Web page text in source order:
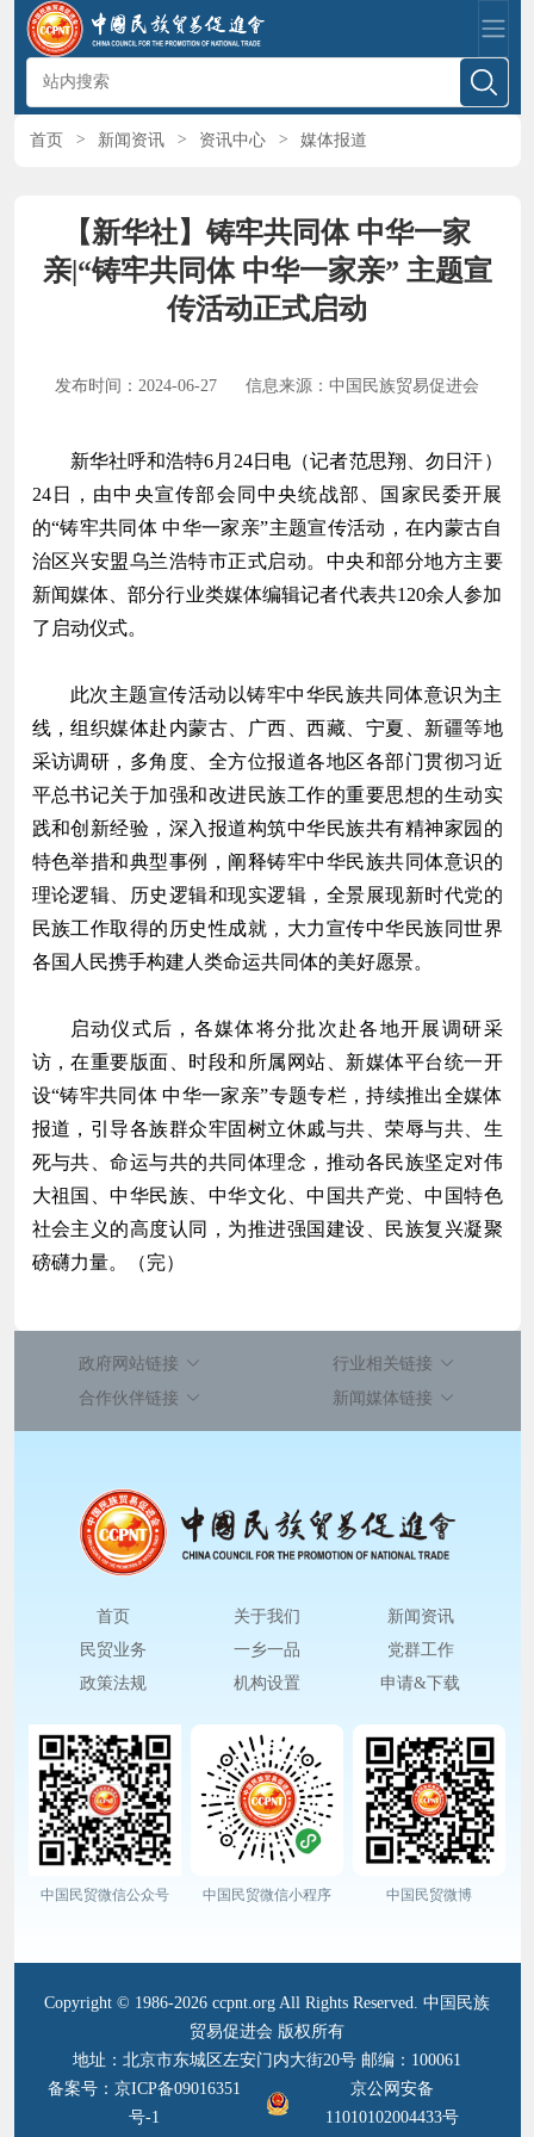
首页 > 新闻资讯 > 资讯中心 > 媒体报道
【新华社】铸牢共同体 中华一家
亲|“铸牢共同体 中华一家亲” 主题宣
传活动正式启动
发布时间：2024-06-27 信息来源：中国民族贸易促进会
新华社呼和浩特6月24日电（记者范思翔、勿日汗）
24日，由中央宣传部会同中央统战部、国家民委开展
的“铸牢共同体 中华一家亲”主题宣传活动，在内蒙古自
治区兴安盟乌兰浩特市正式启动。中央和部分地方主要
新闻媒体、部分行业类媒体编辑记者代表共120余人参加
了启动仪式。
此次主题宣传活动以铸牢中华民族共同体意识为主
线，组织媒体赴内蒙古、广西、西藏、宁夏、新疆等地
采访调研，多角度、全方位报道各地区各部门贯彻习近
平总书记关于加强和改进民族工作的重要思想的生动实
践和创新经验，深入报道构筑中华民族共有精神家园的
特色举措和典型事例，阐释铸牢中华民族共同体意识的
理论逻辑、历史逻辑和现实逻辑，全景展现新时代党的
民族工作取得的历史性成就，大力宣传中华民族同世界
各国人民携手构建人类命运共同体的美好愿景。
启动仪式后，各媒体将分批次赴各地开展调研采
访，在重要版面、时段和所属网站、新媒体平台统一开
设“铸牢共同体 中华一家亲”专题专栏，持续推出全媒体
报道，引导各族群众牢固树立休戚与共、荣辱与共、生
死与共、命运与共的共同体理念，推动各民族坚定对伟
大祖国、中华民族、中华文化、中国共产党、中国特色
社会主义的高度认同，为推进强国建设、民族复兴凝聚
磅礴力量。（完）
政府网站链接
行业相关链接
合作伙伴链接
新闻媒体链接
首页 关于我们
新闻资讯
民贸业务
一乡一品
党群工作
政策法规
机构设置 申请&下载
中国民贸微信公众号 中国民贸微信小程序 中国民贸微博
Copyright © 1986-2026 ccpnt.org All Rights Reserved. 中国民族
贸易促进会 版权所有
地址：北京市东城区左安门内大街20号 邮编：100061
备案号：京ICP备09016351
号-1
京公网安备
11010102004433号